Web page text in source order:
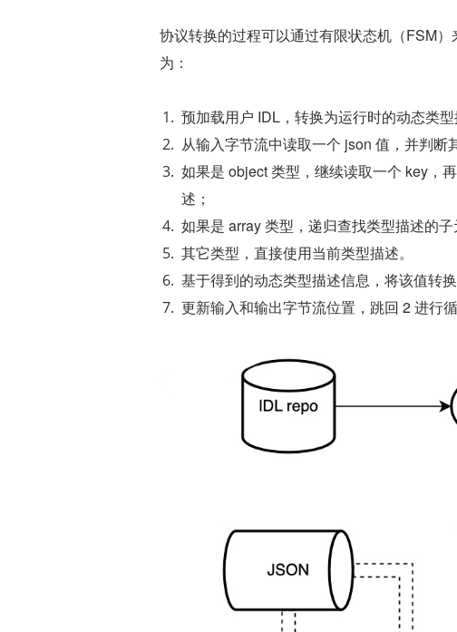
协议转换的过程可以通过有限状态机（FSM
为：
预加载用户 IDL，转换为运行时的动态类型
从输入字节流中读取一个 json 值，并判断
如果是 object 类型，继续读取一个 key，
述；
如果是 array 类型，递归查找类型描述的子
其它类型，直接使用当前类型描述。
基于得到的动态类型描述信息，将该值转
更新输入和输出字节流位置，跳回 2 进行